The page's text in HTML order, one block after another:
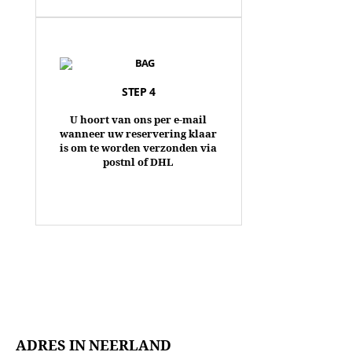
STEP 4
U hoort van ons per e-mail
wanneer uw reservering klaar
is om te worden verzonden via
postnl of DHL
ADRES IN NEERLAND